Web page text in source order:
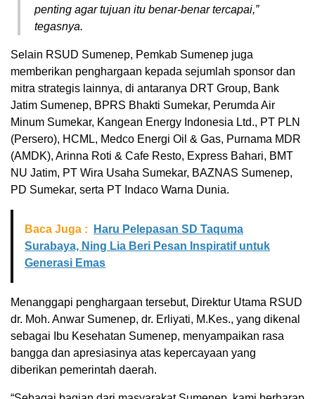
penting agar tujuan itu benar-benar tercapai,”
tegasnya.
Selain RSUD Sumenep, Pemkab Sumenep juga
memberikan penghargaan kepada sejumlah sponsor dan
mitra strategis lainnya, di antaranya DRT Group, Bank
Jatim Sumenep, BPRS Bhakti Sumekar, Perumda Air
Minum Sumekar, Kangean Energy Indonesia Ltd., PT PLN
(Persero), HCML, Medco Energi Oil & Gas, Purnama MDR
(AMDK), Arinna Roti & Cafe Resto, Express Bahari, BMT
NU Jatim, PT Wira Usaha Sumekar, BAZNAS Sumenep,
PD Sumekar, serta PT Indaco Warna Dunia.
Baca Juga :
Haru Pelepasan SD Taquma
Surabaya, Ning Lia Beri Pesan Inspiratif untuk
Generasi Emas
Menanggapi penghargaan tersebut, Direktur Utama RSUD
dr. Moh. Anwar Sumenep, dr. Erliyati, M.Kes., yang dikenal
sebagai Ibu Kesehatan Sumenep, menyampaikan rasa
bangga dan apresiasinya atas kepercayaan yang
diberikan pemerintah daerah.